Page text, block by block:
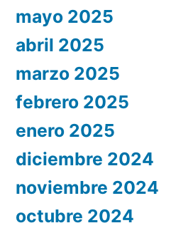
mayo 2025
abril 2025
marzo 2025
febrero 2025
enero 2025
diciembre 2024
noviembre 2024
octubre 2024